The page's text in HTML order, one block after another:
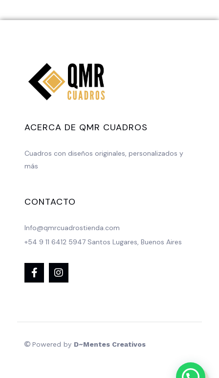
ACERCA DE QMR CUADROS
Cuadros con diseños originales, personalizados y
más
CONTACTO
Info@qmrcuadrostienda.com
+54 9 11 6412 5947 Santos Lugares, Buenos Aires
Powered by D~Mentes Creativos
0